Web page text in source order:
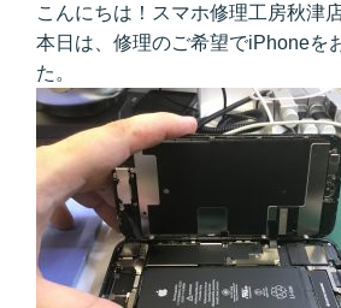
こんにちは！スマホ修理工房秋津
本日は、修理のご希望でiPhoneを
た。